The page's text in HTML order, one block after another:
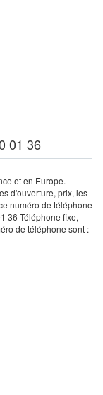
01 36
et en Europe.
d'ouverture, prix, les
numéro de téléphone
36 Téléphone fixe,
de téléphone sont :